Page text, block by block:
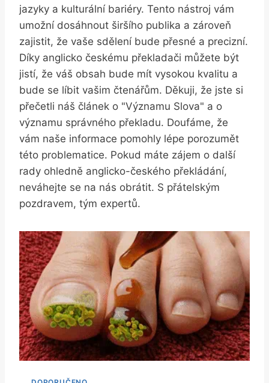
jazyky a kulturální bariéry. Tento nástroj vám
umožní dosáhnout širšího publika a zároveň
zajistit, že vaše sdělení bude přesné a precizní.
Díky anglicko českému překladači můžete být
jistí, že váš obsah bude mít vysokou kvalitu a
bude se líbit vašim čtenářům. Děkuji, že jste si
přečetli náš článek o "Významu Slova" a o
významu správného překladu. Doufáme, že
vám naše informace pomohly lépe porozumět
této problematice. Pokud máte zájem o další
rady ohledně anglicko-českého překládání,
neváhejte se na nás obrátit. S přátelským
pozdravem, tým expertů.